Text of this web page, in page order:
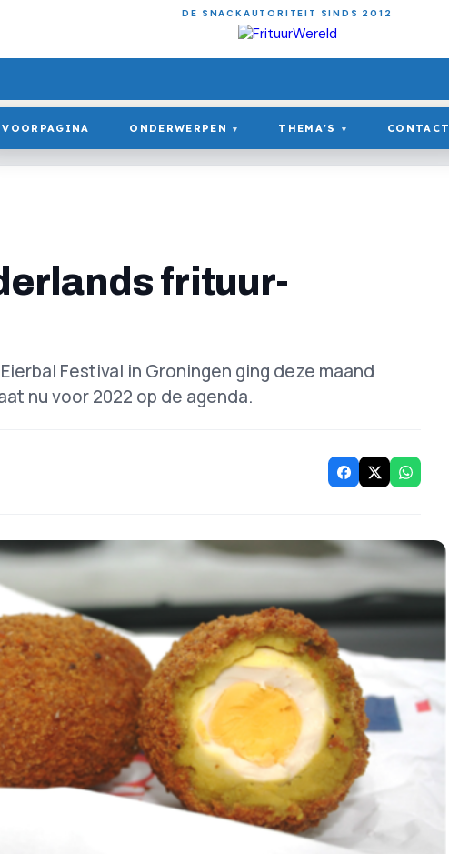
DE SNACKAUTORITEIT SINDS 2012
VOORPAGINA ONDERWERPEN ▾ THEMA'S ▾ CONTACT
frituur-
Festival in Groningen ging deze maand
nu voor 2022 op de agenda.